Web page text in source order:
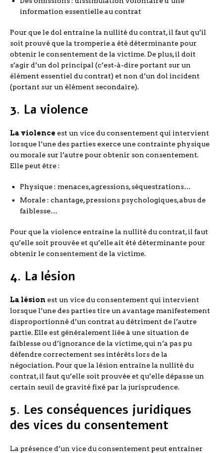
information essentielle au contrat
Pour que le dol entraîne la nullité du contrat, il faut qu’il
soit prouvé que la tromperie a été déterminante pour
obtenir le consentement de la victime. De plus, il doit
s’agir d’un dol principal (c’est-à-dire portant sur un
élément essentiel du contrat) et non d’un dol incident
(portant sur un élément secondaire).
3. La violence
La violence est un vice du consentement qui intervient
lorsque l’une des parties exerce une contrainte physique
ou morale sur l’autre pour obtenir son consentement.
Elle peut être :
Physique : menaces, agressions, séquestrations…
Morale : chantage, pressions psychologiques, abus de
faiblesse…
Pour que la violence entraîne la nullité du contrat, il faut
qu’elle soit prouvée et qu’elle ait été déterminante pour
obtenir le consentement de la victime.
4. La lésion
La lésion est un vice du consentement qui intervient
lorsque l’une des parties tire un avantage manifestement
disproportionné d’un contrat au détriment de l’autre
partie. Elle est généralement liée à une situation de
faiblesse ou d’ignorance de la victime, qui n’a pas pu
défendre correctement ses intérêts lors de la
négociation. Pour que la lésion entraîne la nullité du
contrat, il faut qu’elle soit prouvée et qu’elle dépasse un
certain seuil de gravité fixé par la jurisprudence.
5. Les conséquences juridiques
des vices du consentement
La présence d’un vice du consentement peut entraîner